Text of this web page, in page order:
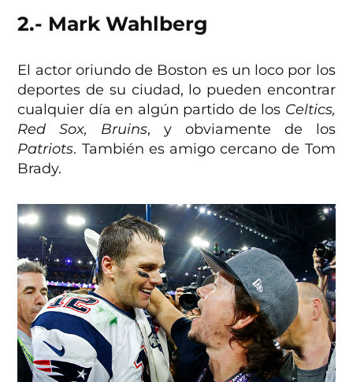
2.- Mark Wahlberg
El actor oriundo de Boston es un loco por los
deportes de su ciudad, lo pueden encontrar
cualquier día en algún partido de los Celtics,
Red Sox, Bruins, y obviamente de los
Patriots. También es amigo cercano de Tom
Brady.